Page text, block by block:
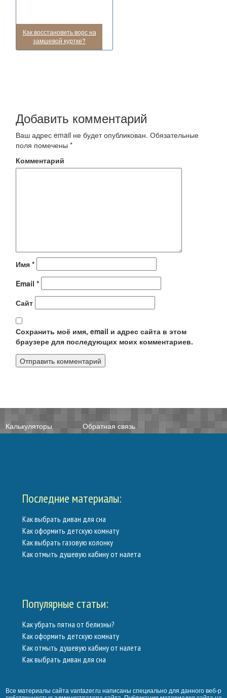
Как восстановить ворс на
замшевой куртке?
Добавить комментарий
Ваш адрес email не будет опубликован. Обязательные
поля помечены*
Комментарий
Имя*
Email*
Сайт
Сохранить моё имя, email и адрес сайта в этом
браузере для последующих моих комментариев.
Калькуляторы Обратная связь
Последние материалы:
Как выбрать диван для сна
Как оформить детскую комнату
Как выбрать газовую колонку
Как отмыть душевую кабину от налета
Популярные статьи:
Как убрать пятна от белизны?
Как оформить детскую комнату
Как отмыть душевую кабину от налета
Как выбрать диван для сна
Все материалы сайта vantazer.ru написаны специально для данного веб-